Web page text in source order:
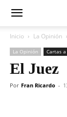
Inicio La Opinión
La Opinión Cartas
El Juez
Por Fran Ricardo -